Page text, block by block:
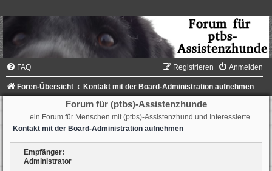
FAQ Anmelden
Registrieren
Foren-Übersicht Kontakt mit der Board-Administration aufnehmen
Forum für (ptbs)-Assistenzhunde
ein Forum für Menschen mit (ptbs)-Assistenzhund und Interessierte
Kontakt mit der Board-Administration aufnehmen
Empfänger:
Administrator